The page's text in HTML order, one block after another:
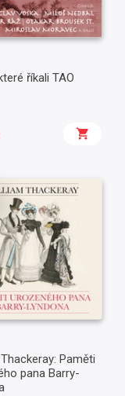
říkali TAO
Paměti
pana Barry-